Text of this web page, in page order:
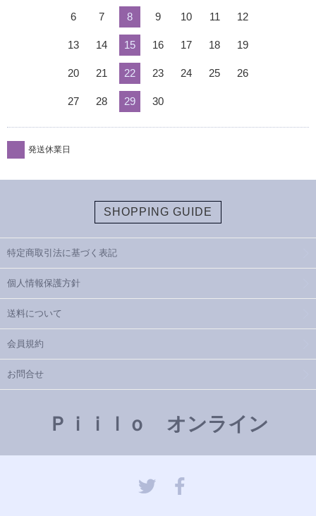
6 7 8 9 10 11 12
13 14 15 16 17 18 19
20 21 22 23 24 25 26
27 28 29 30
発送休業日
SHOPPING GUIDE
特定商取引法に基づく表記
個人情報保護方針
送料について
会員規約
お問合せ
Ｐｉｉｌｏ オンライン